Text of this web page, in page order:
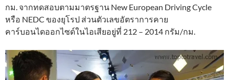
กม. จากทดสอบตามมาตรฐาน New European Driving Cycle
หรือ NEDC ของยุโรป ส่วนตัวเลขอัตราการคาย
คาร์บอนไดออกไซด์ในไอเสียอยู่ที่ 212 – 2014 กรัม/กม.